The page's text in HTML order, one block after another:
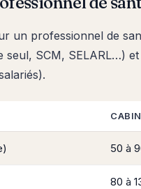
un professionnel de
SCM, SELARL…)
50 à
80 à